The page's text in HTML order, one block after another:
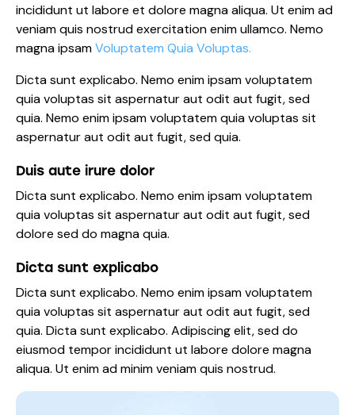
incididunt ut labore et dolore magna aliqua. Ut enim ad
veniam quis nostrud exercitation enim ullamco. Nemo
magna ipsamVoluptatem Quia Voluptas.
Dicta sunt explicabo. Nemo enim ipsam voluptatem
quia voluptas sit aspernatur aut odit aut fugit, sed
quia. Nemo enim ipsam voluptatem quia voluptas sit
aspernatur aut odit aut fugit, sed quia.
Duis aute irure dolor
Dicta sunt explicabo. Nemo enim ipsam voluptatem
quia voluptas sit aspernatur aut odit aut fugit, sed
dolore sed do magna quia.
Dicta sunt explicabo
Dicta sunt explicabo. Nemo enim ipsam voluptatem
quia voluptas sit aspernatur aut odit aut fugit, sed
quia. Dicta sunt explicabo. Adipiscing elit, sed do
eiusmod tempor incididunt ut labore dolore magna
aliqua. Ut enim ad minim veniam quis nostrud.